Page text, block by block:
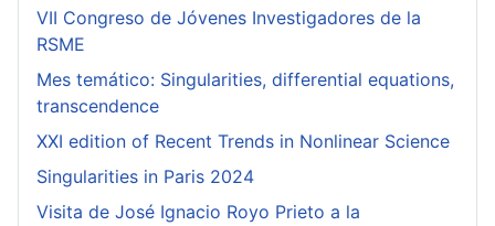
VII Congreso de Jóvenes Investigadores de la
RSME
Mes temático: Singularities, differential equations,
transcendence
XXI edition of Recent Trends in Nonlinear Science
Singularities in Paris 2024
Visita de José Ignacio Royo Prieto a la